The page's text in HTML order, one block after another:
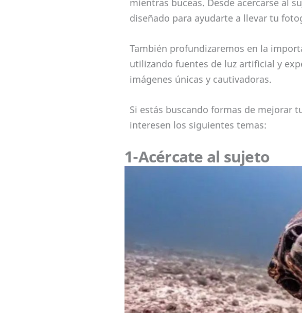
mientras buceas. Desde acercarse al
diseñado para ayudarte a llevar tu
También profundizaremos en la
utilizando fuentes de luz artificial y
imágenes únicas y cautivadoras.
Si estás buscando formas de mejorar
interesen los siguientes temas:
1-Acércate al sujeto